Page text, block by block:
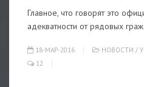
Главное, что говорят это
адекватности от рядовых
18-МАР-2016 НОВОСТИ /
12